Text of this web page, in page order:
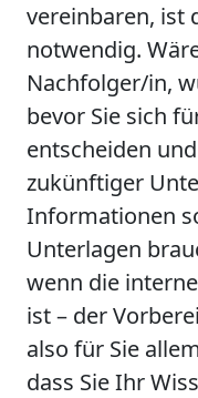
vereinbaren, ist
notwendig.
Nachfolger/in,
bevor Sie sich
entscheiden
zukünftiger
Informationen
Unterlagen
wenn die
ist – der
also für Sie
dass Sie Ihr